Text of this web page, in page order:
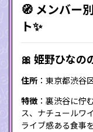
🧭 メンバー
ト✨
🎀 姫野ひなの
住所 ：東京都渋谷
特徴 ：裏渋谷に佇
ス、ナチュールワ
ライブ感ある食事